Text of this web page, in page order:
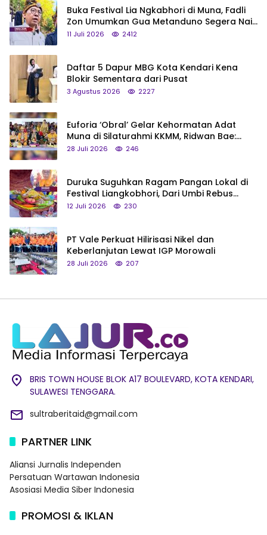
Buka Festival Lia Ngkabhori di Muna, Fadli
Zon Umumkan Gua Metanduno Segera Naik
Status Jadi Cagar Budaya Nasional
11 Juli 2026 2412
Daftar 5 Dapur MBG Kota Kendari Kena
Blokir Sementara dari Pusat
3 Agustus 2026 2227
Euforia ‘Obral’ Gelar Kehormatan Adat
Muna di Silaturahmi KKMM, Ridwan Bae:
Saya Bukan Tipe Begitu, Belum Pantas!
28 Juli 2026 246
Duruka Suguhkan Ragam Pangan Lokal di
Festival Liangkobhori, Dari Umbi Rebus
hingga Tumpeng Beras Muna
12 Juli 2026 230
PT Vale Perkuat Hilirisasi Nikel dan
Keberlanjutan Lewat IGP Morowali
28 Juli 2026 207
BRIS TOWN HOUSE BLOK A17 BOULEVARD, KOTA KENDARI,
SULAWESI TENGGARA.
sultraberitaid@gmail.com
PARTNER LINK
Aliansi Jurnalis Independen
Persatuan Wartawan Indonesia
Asosiasi Media Siber Indonesia
PROMOSI & IKLAN